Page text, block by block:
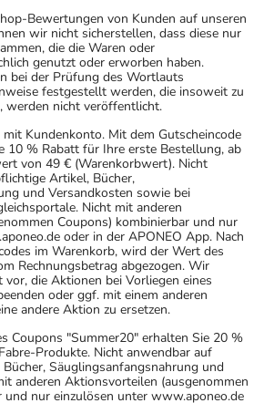
Bewertungen von Kunden auf unseren
wir nicht sicherstellen, dass diese nur
die die Waren oder
genutzt oder erworben haben.
bei der Prüfung des Wortlauts
festgestellt werden, die insoweit zu
werden nicht veröffentlicht.
Kundenkonto. Mit dem Gutscheincode
10 % Rabatt für Ihre erste Bestellung, ab
von 49 € (Warenkorbwert). Nicht
Artikel, Bücher,
und Versandkosten sowie bei
Nicht mit anderen
Coupons) kombinierbar und nur
oder in der APONEO App. Nach
im Warenkorb, wird der Wert des
Rechnungsbetrag abgezogen. Wir
vor, die Aktionen bei Vorliegen eines
oder ggf. mit einem anderen
andere Aktion zu ersetzen.
Coupons "Summer20" erhalten Sie 20 %
Produkte. Nicht anwendbar auf
Säuglingsanfangsnahrung und
anderen Aktionsvorteilen (ausgenommen
und nur einzulösen unter www.aponeo.de